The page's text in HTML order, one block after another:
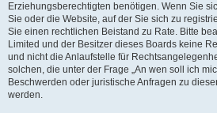
Erziehungsberechtigten benötigen. Wenn Sie
Sie oder die Website, auf der Sie sich zu
Sie einen rechtlichen Beistand zu Rate. Bitte
Limited und der Besitzer dieses Boards keine
und nicht die Anlaufstelle für
solchen, die unter der Frage „An wen soll ich
Beschwerden oder juristische Anfragen zu
werden.